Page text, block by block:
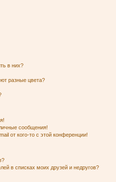
в них?
разные цвета?
сообщения!
от кого-то с этой конференции!
в списках моих друзей и недругов?